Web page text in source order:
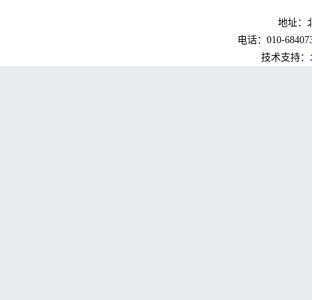
地址：
电话：010-
技术支持：